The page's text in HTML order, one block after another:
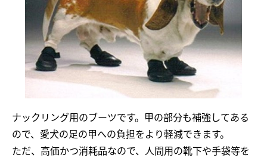
ナックリング用のブーツです。甲の部分も補強してある
ので、愛犬の足の甲への負担をより軽減できます。
ただ、高価かつ消耗品なので、人間用の靴下や手袋等を